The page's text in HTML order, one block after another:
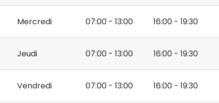
Mercredi 07:00 - 13:00 16:00 - 19:30
Jeudi 07:00 - 13:00 16:00 - 19:30
Vendredi 07:00 - 13:00 16:00 - 19:30